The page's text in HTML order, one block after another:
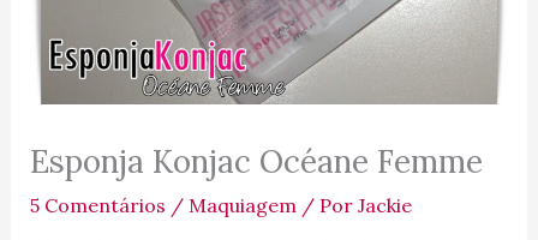
Esponja Konjac Océane Femme
5 Comentários / Maquiagem/ Por Jackie